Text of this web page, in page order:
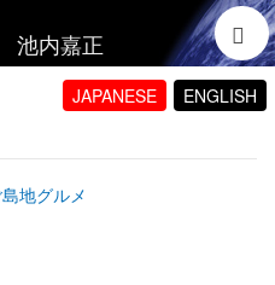
池内嘉正
JAPANESE ENGLISH
地グルメ